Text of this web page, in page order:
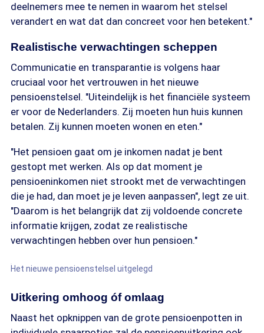
deelnemers mee te nemen in waarom het stelsel
verandert en wat dat dan concreet voor hen betekent."
Realistische verwachtingen scheppen
Communicatie en transparantie is volgens haar
cruciaal voor het vertrouwen in het nieuwe
pensioenstelsel. "Uiteindelijk is het financiële systeem
er voor de Nederlanders. Zij moeten hun huis kunnen
betalen. Zij kunnen moeten wonen en eten."
"Het pensioen gaat om je inkomen nadat je bent
gestopt met werken. Als op dat moment je
pensioeninkomen niet strookt met de verwachtingen
die je had, dan moet je je leven aanpassen", legt ze uit.
"Daarom is het belangrijk dat zij voldoende concrete
informatie krijgen, zodat ze realistische
verwachtingen hebben over hun pensioen."
Het nieuwe pensioenstelsel uitgelegd
Uitkering omhoog óf omlaag
Naast het opknippen van de grote pensioenpotten in